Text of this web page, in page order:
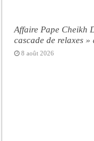
Affaire Pape Cheikh
cascade de relaxes
8 août 2026